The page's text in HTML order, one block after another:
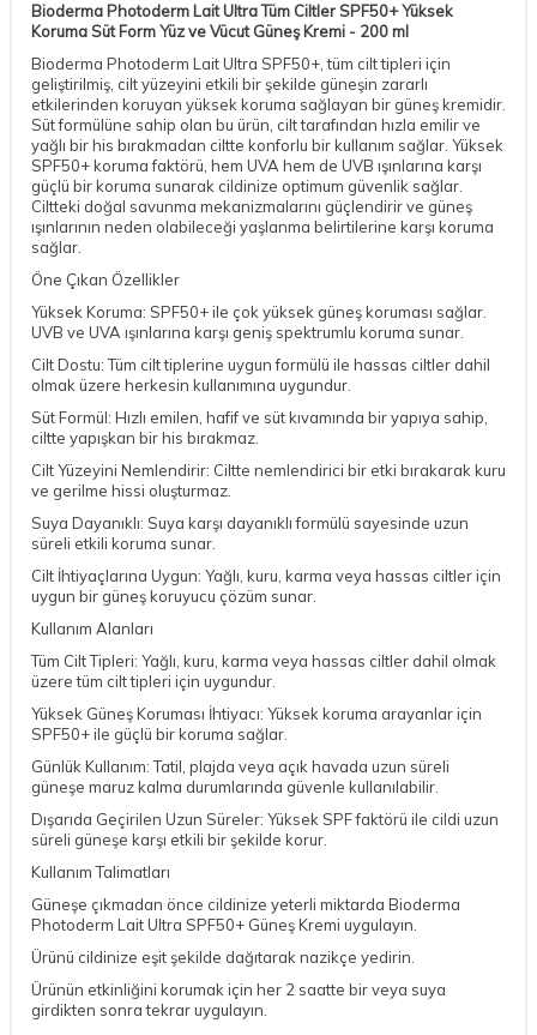
Bioderma Photoderm Lait Ultra Tüm Ciltler SPF50+ Yüksek
Koruma Süt Form Yüz ve Vücut Güneş Kremi - 200 ml
Bioderma Photoderm Lait Ultra SPF50+, tüm cilt tipleri için
geliştirilmiş, cilt yüzeyini etkili bir şekilde güneşin zararlı
etkilerinden koruyan yüksek koruma sağlayan bir güneş kremidir.
Süt formülüne sahip olan bu ürün, cilt tarafından hızla emilir ve
yağlı bir his bırakmadan ciltte konforlu bir kullanım sağlar. Yüksek
SPF50+ koruma faktörü, hem UVA hem de UVB ışınlarına karşı
güçlü bir koruma sunarak cildinize optimum güvenlik sağlar.
Ciltteki doğal savunma mekanizmalarını güçlendirir ve güneş
ışınlarının neden olabileceği yaşlanma belirtilerine karşı koruma
sağlar.
Öne Çıkan Özellikler
Yüksek Koruma: SPF50+ ile çok yüksek güneş koruması sağlar.
UVB ve UVA ışınlarına karşı geniş spektrumlu koruma sunar.
Cilt Dostu: Tüm cilt tiplerine uygun formülü ile hassas ciltler dahil
olmak üzere herkesin kullanımına uygundur.
Süt Formül: Hızlı emilen, hafif ve süt kıvamında bir yapıya sahip,
ciltte yapışkan bir his bırakmaz.
Cilt Yüzeyini Nemlendirir: Ciltte nemlendirici bir etki bırakarak kuru
ve gerilme hissi oluşturmaz.
Suya Dayanıklı: Suya karşı dayanıklı formülü sayesinde uzun
süreli etkili koruma sunar.
Cilt İhtiyaçlarına Uygun: Yağlı, kuru, karma veya hassas ciltler için
uygun bir güneş koruyucu çözüm sunar.
Kullanım Alanları
Tüm Cilt Tipleri: Yağlı, kuru, karma veya hassas ciltler dahil olmak
üzere tüm cilt tipleri için uygundur.
Yüksek Güneş Koruması İhtiyacı: Yüksek koruma arayanlar için
SPF50+ ile güçlü bir koruma sağlar.
Günlük Kullanım: Tatil, plajda veya açık havada uzun süreli
güneşe maruz kalma durumlarında güvenle kullanılabilir.
Dışarıda Geçirilen Uzun Süreler: Yüksek SPF faktörü ile cildi uzun
süreli güneşe karşı etkili bir şekilde korur.
Kullanım Talimatları
Güneşe çıkmadan önce cildinize yeterli miktarda Bioderma
Photoderm Lait Ultra SPF50+ Güneş Kremi uygulayın.
Ürünü cildinize eşit şekilde dağıtarak nazikçe yedirin.
Ürünün etkinliğini korumak için her 2 saatte bir veya suya
girdikten sonra tekrar uygulayın.